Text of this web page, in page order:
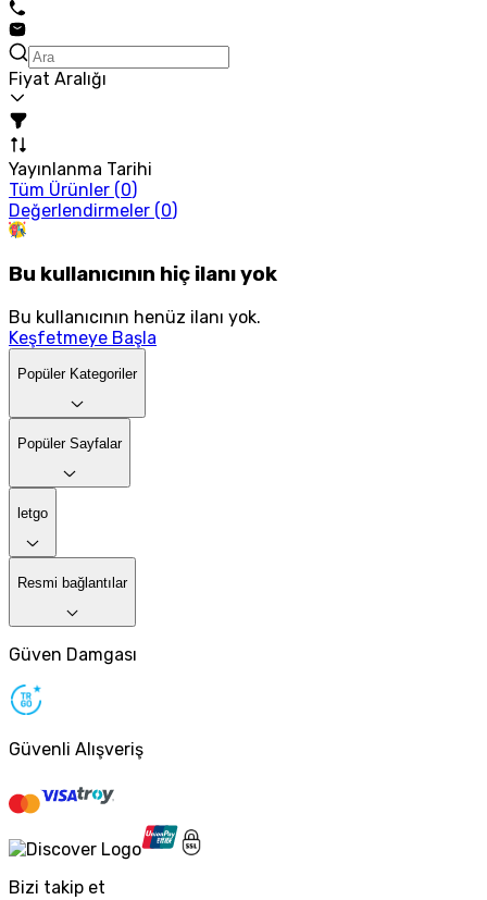
Fiyat Aralığı
Yayınlanma Tarihi
Tüm Ürünler (0)
Değerlendirmeler (0)
Bu kullanıcının hiç ilanı yok
Bu kullanıcının henüz ilanı yok.
Keşfetmeye Başla
Popüler Kategoriler
Popüler Sayfalar
letgo
Resmi bağlantılar
Güven Damgası
Güvenli Alışveriş
Bizi takip et